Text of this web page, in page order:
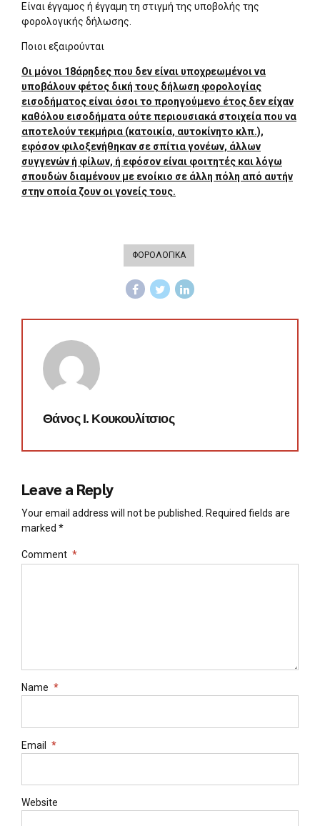
Είναι έγγαμος ή έγγαμη τη στιγμή της υποβολής της
φορολογικής δήλωσης.
Ποιοι εξαιρούνται
Οι μόνοι 18άρηδες που δεν είναι υποχρεωμένοι να
υποβάλουν φέτος δική τους δήλωση φορολογίας
εισοδήματος είναι όσοι το προηγούμενο έτος δεν είχαν
καθόλου εισοδήματα ούτε περιουσιακά στοιχεία που να
αποτελούν τεκμήρια (κατοικία, αυτοκίνητο κλπ.),
εφόσον φιλοξενήθηκαν σε σπίτια γονέων, άλλων
συγγενών ή φίλων, ή εφόσον είναι φοιτητές και λόγω
σπουδών διαμένουν με ενοίκιο σε άλλη πόλη από αυτήν
στην οποία ζουν οι γονείς τους.
ΦΟΡΟΛΟΓΙΚΑ
Θάνος Ι. Κουκουλίτσιος
Leave a Reply
Your email address will not be published. Required fields are
marked *
Comment *
Name *
Email *
Website